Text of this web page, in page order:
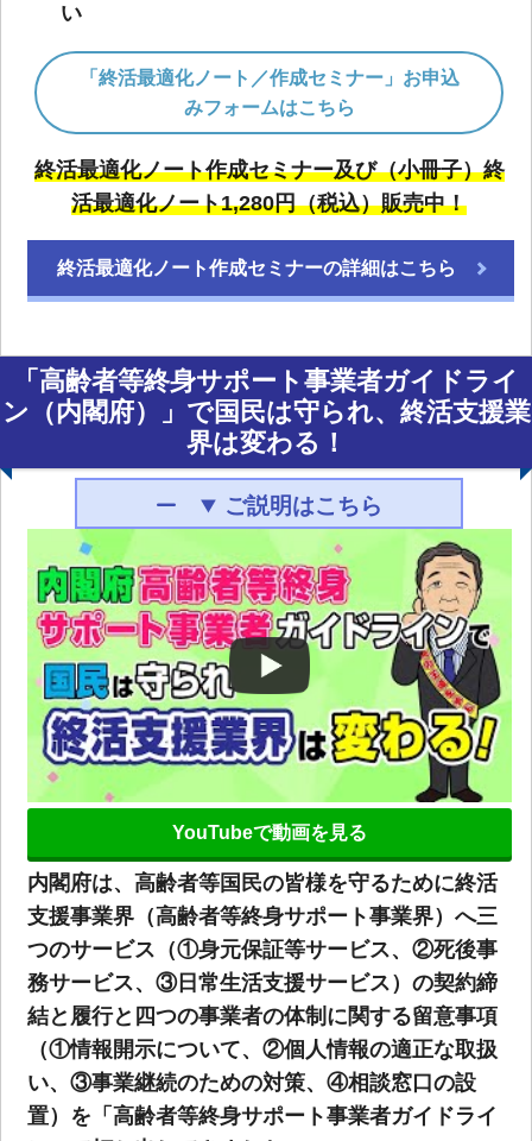
い
「終活最適化ノート／作成セミナー」お申込
みフォームはこちら
終活最適化ノート作成セミナー及び（小冊子）終
活最適化ノート1,280円（税込）販売中！
終活最適化ノート作成セミナーの詳細はこちら
「高齢者等終身サポート事業者ガイドライ
ン（内閣府）」で国民は守られ、終活支援業
界は変わる！
ご説明はこちら
YouTubeで動画を見る
内閣府は、高齢者等国民の皆様を守るために終活
支援事業界（高齢者等終身サポート事業界）へ三
つのサービス（①身元保証等サービス、②死後事
務サービス、③日常生活支援サービス）の契約締
結と履行と四つの事業者の体制に関する留意事項
（①情報開示について、②個人情報の適正な取扱
い、③事業継続のための対策、④相談窓口の設
置）を「高齢者等終身サポート事業者ガイドライ